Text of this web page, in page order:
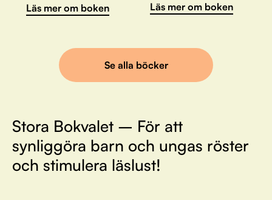
Läs mer om boken Läs mer om boken
Se alla böcker
Stora Bokvalet – För att
synliggöra barn och ungas röster
och stimulera läslust!